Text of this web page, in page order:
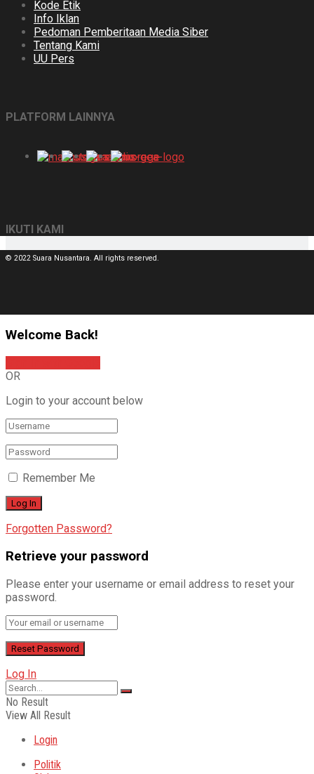
Kode Etik
Info Iklan
Pedoman Pemberitaan Media Siber
Tentang Kami
UU Pers
PLATFORM LAINNYA
IKUTI KAMI
© 2022 Suara Nusantara. All rights reserved.
Welcome Back!
OR
Login to your account below
Remember Me
Forgotten Password?
Retrieve your password
Please enter your username or email address to reset your
password.
Log In
No Result
View All Result
Login
Politik